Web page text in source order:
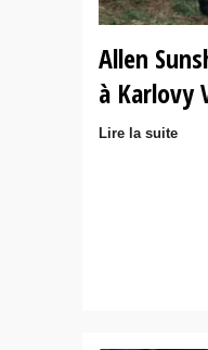
Allen
à Karlovy
Lire la suite